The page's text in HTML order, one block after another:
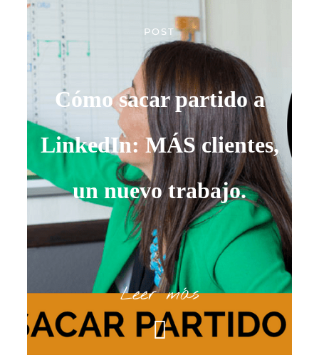
POST
Cómo sacar partido a
LinkedIn: MÁS clientes,
un nuevo trabajo.
Leer más